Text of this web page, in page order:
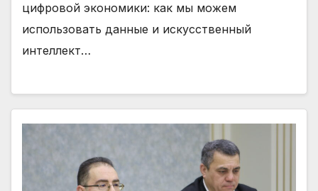
цифровой экономики: как мы можем
использовать данные и искусственный
интеллект…